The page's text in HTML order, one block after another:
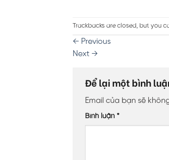
Trackbacks are closed, but you
← Previous
Next →
Để lại một bình
Email của bạn sẽ
Bình luận *